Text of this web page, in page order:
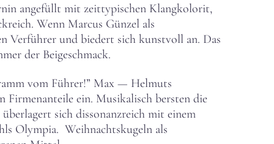
angefüllt mit zeittypischen Klangkolorit,
Wenn Marcus Günzel als
Verführer und biedert sich kunstvoll an. Das
der Beigeschmack.
vom Führer!” Max — Helmuts
Firmenanteile ein. Musikalisch bersten die
sich dissonanzreich mit einem
Olympia. Weihnachtskugeln als